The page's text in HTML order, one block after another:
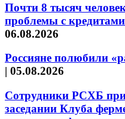
Почти 8 тысяч
проблемы с
06.08.2026
Россияне полюбили
| 05.08.2026
Сотрудники РСХБ
заседании Клуба